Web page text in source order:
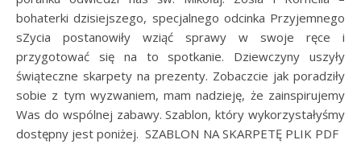
bohaterki dzisiejszego, specjalnego odcinka Przyjemnego
sZycia postanowiły wziąć sprawy w swoje ręce i
przygotować się na to spotkanie. Dziewczyny uszyły
świąteczne skarpety na prezenty. Zobaczcie jak poradziły
sobie z tym wyzwaniem, mam nadzieję, że zainspirujemy
Was do wspólnej zabawy. Szablon, który wykorzystałyśmy
dostępny jest poniżej. SZABLON NA SKARPETĘ PLIK PDF